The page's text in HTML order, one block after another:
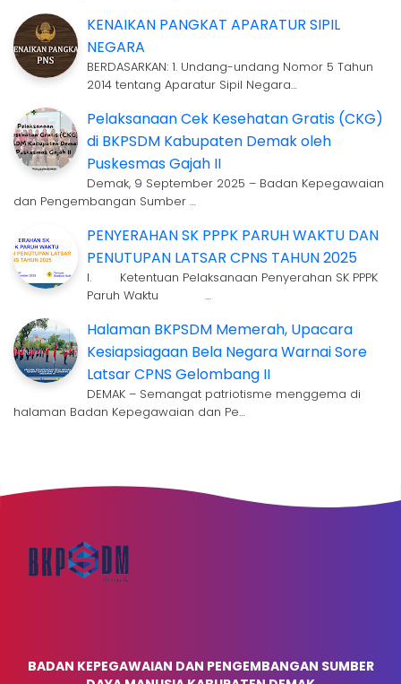
KENAIKAN PANGKAT APARATUR SIPIL
NEGARA
BERDASARKAN: 1. Undang-undang Nomor 5 Tahun
2014 tentang Aparatur Sipil Negara…
Pelaksanaan Cek Kesehatan Gratis (CKG)
di BKPSDM Kabupaten Demak oleh
Puskesmas Gajah II
Demak, 9 September 2025 – Badan Kepegawaian
dan Pengembangan Sumber …
PENYERAHAN SK PPPK PARUH WAKTU DAN
PENUTUPAN LATSAR CPNS TAHUN 2025
I. Ketentuan Pelaksanaan Penyerahan SK PPPK
Paruh Waktu …
Halaman BKPSDM Memerah, Upacara
Kesiapsiagaan Bela Negara Warnai Sore
Latsar CPNS Gelombang II
DEMAK – Semangat patriotisme menggema di
halaman Badan Kepegawaian dan Pe…
BADAN KEPEGAWAIAN DAN PENGEMBANGAN SUMBER